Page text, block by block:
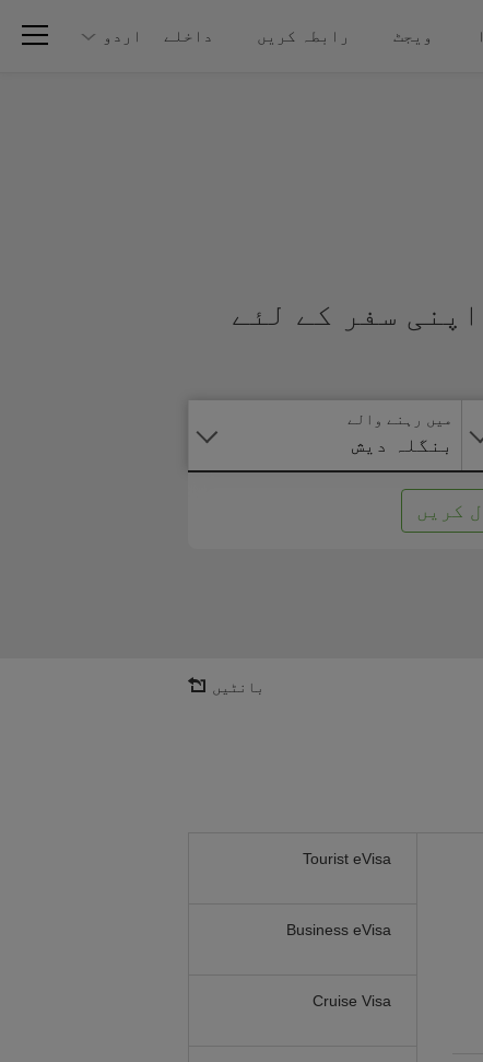
ویجٹ رابطہ کریں داخلے اردو
سفر کے لئے
میں رہنے والے
بنگلہ دیش
کریں
بانٹیں
Tourist eVisa
Business eVisa
Cruise Visa